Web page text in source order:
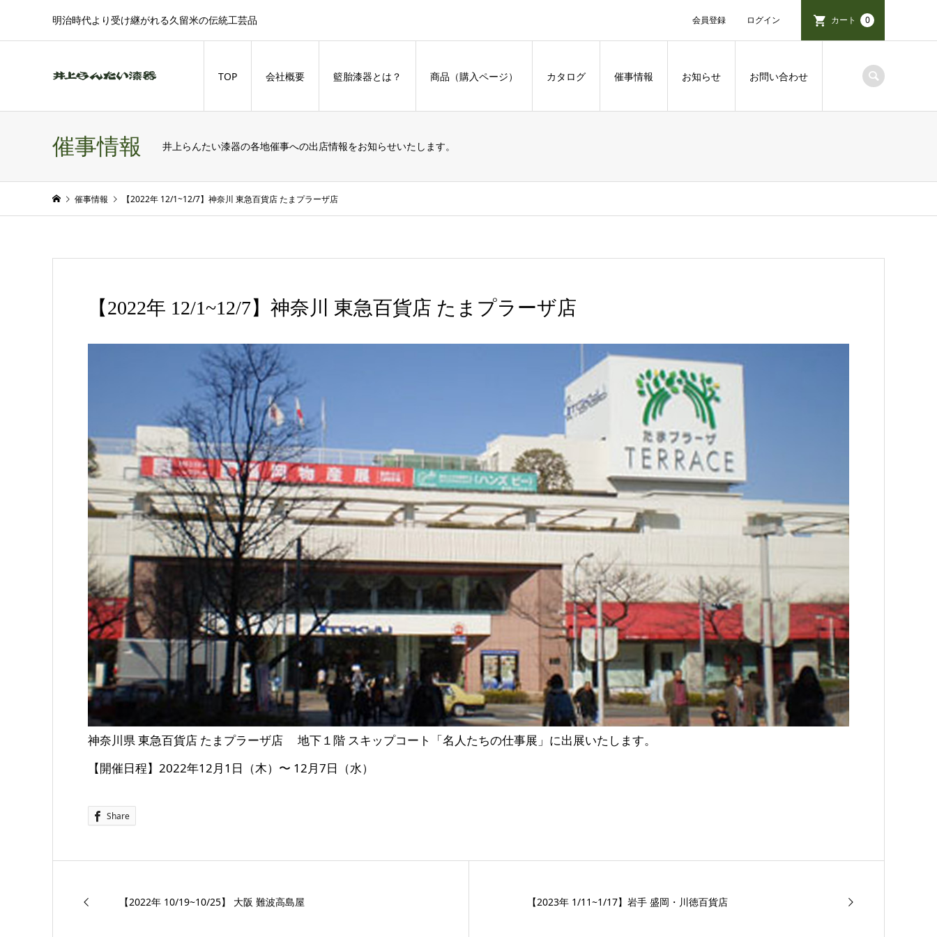
明治時代より受け継がれる久留米の伝統工芸品 会員登録 ログイン カート 0
TOP 会社概要 籃胎漆器とは？ 商品（購入ページ） カタログ 催事情報 お知らせ お問い合わせ
催事情報 井上らんたい漆器の各地催事への出店情報をお知らせいたします。
催事情報 【2022年 12/1~12/7】神奈川 東急百貨店 たまプラーザ店
【2022年 12/1~12/7】神奈川 東急百貨店 たまプラーザ店
神奈川県 東急百貨店 たまプラーザ店 地下１階 スキップコート「名人たちの仕事展」に出展いたします。
【開催日程】2022年12月1日（木）〜 12月7日（水）
Share
【2022年 10/19~10/25】 大阪 難波高島屋 【2023年 1/11~1/17】岩手 盛岡・川徳百貨店